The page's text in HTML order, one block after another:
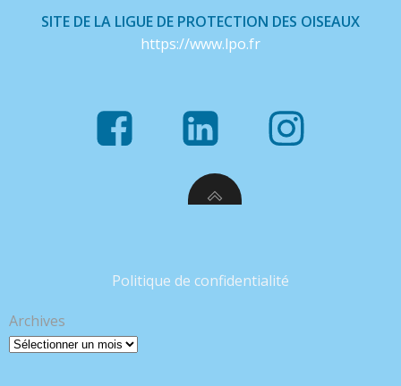
SITE DE LA LIGUE DE PROTECTION DES OISEAUX
https://www.lpo.fr
Politique de confidentialité
Archives